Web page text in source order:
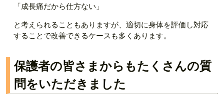
「成長痛だから仕方ない」
と考えられることもありますが、適切に身体を評価し対応
することで改善できるケースも多くあります。
保護者の皆さまからもたくさんの質
問をいただきました